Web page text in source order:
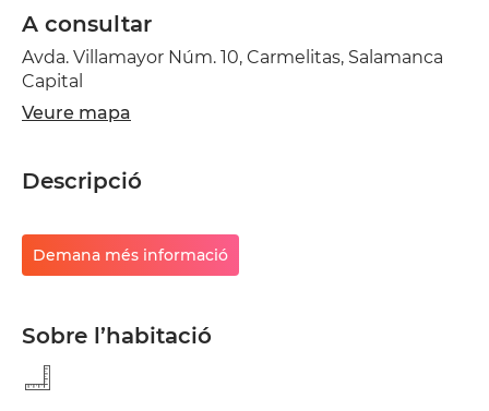
A consultar
Avda. Villamayor Núm. 10, Carmelitas, Salamanca
Capital
Veure mapa
Descripció
Demana més informació
Sobre l’habitació